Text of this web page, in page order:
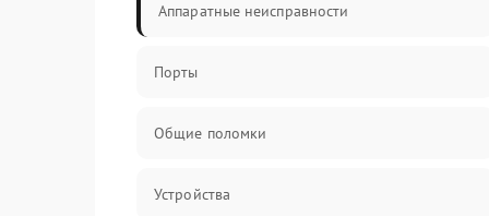
Аппаратные неисправности
Порты
Общие поломки
Устройства